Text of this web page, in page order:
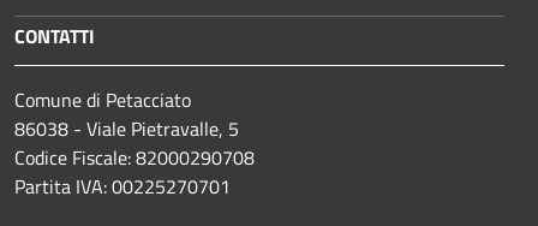
CONTATTI
Comune di Petacciato
86038 - Viale Pietravalle, 5
Codice Fiscale: 82000290708
Partita IVA: 00225270701